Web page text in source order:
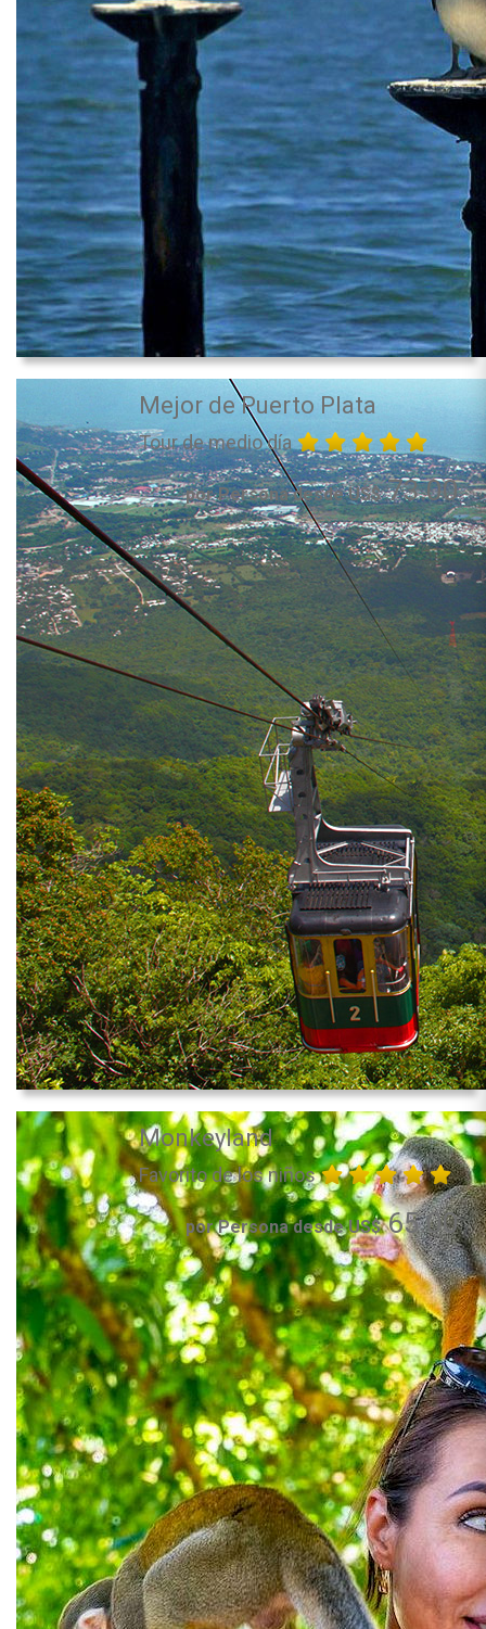
Mejor de Puerto Plata
Tour de medio día
por Persona desde US$73.00
Monkeyland
Favorito de los niños
por Persona desde US$65.00